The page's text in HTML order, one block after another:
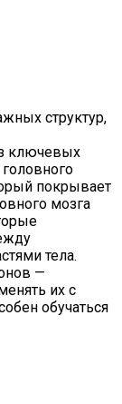
структур,
ключевых
покрывает
мозга
тела.
—
их с
обучаться